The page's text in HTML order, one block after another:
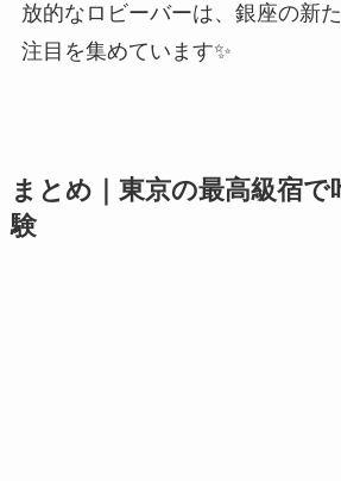
放的なロビーバーは、銀座の新
注目を集めています✨
まとめ｜東京の最高級宿
験